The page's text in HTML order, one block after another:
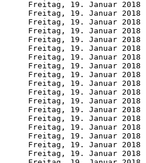
Freitag, 19. Januar 2018
Freitag, 19. Januar 2018
Freitag, 19. Januar 2018
Freitag, 19. Januar 2018
Freitag, 19. Januar 2018
Freitag, 19. Januar 2018
Freitag, 19. Januar 2018
Freitag, 19. Januar 2018
Freitag, 19. Januar 2018
Freitag, 19. Januar 2018
Freitag, 19. Januar 2018
Freitag, 19. Januar 2018
Freitag, 19. Januar 2018
Freitag, 19. Januar 2018
Freitag, 19. Januar 2018
Freitag, 19. Januar 2018
Freitag, 19. Januar 2018
Freitag, 19. Januar 2018